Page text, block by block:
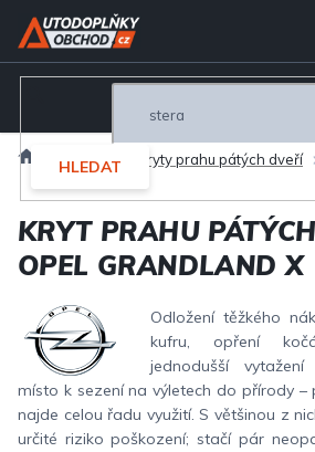
Přejít
obsah
HLEDAT
Exteriér Kryty prahu pátých dveří
KRYT PRAHU
OPEL GRANDLAND X
Odložení těžkého
kufru, opření
jednodušší
místo k sezení na výletech do přírody –
najde celou řadu využití. S většinou z
určité riziko poškození; stačí pár